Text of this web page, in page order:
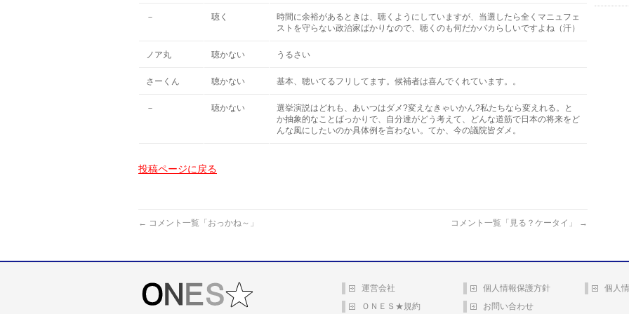
－ 聴く
時間に余裕があるときは、聴くようにしていますが、当選したら全くマニュフェ
ストを守らない政治家ばかりなので、聴くのも何だかバカらしいですよね（汗）
ノア丸 聴かない うるさい
さーくん 聴かない 基本、聴いてるフリしてます。候補者は喜んでくれています。。
－ 聴かない
選挙演説はどれも、あいつはダメ?変えなきゃいかん?私たちなら変えれる。と
か抽象的なことばっかりで、自分達がどう考えて、どんな道筋で日本の将来をど
んな風にしたいのか具体例を言わない。てか、今の議院皆ダメ。
投稿ページに戻る
← コメント一覧「おっかね～」 コメント一覧「見る？ケータイ」 →
運営会社 個人情報保護方針
個人
ＯＮＥＳ★規約
お問い合わせ